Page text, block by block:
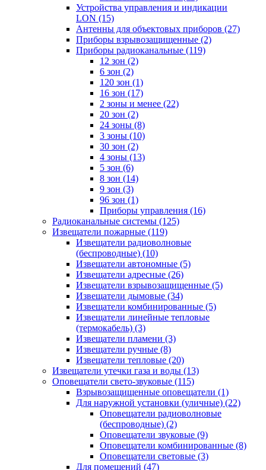
Устройства управления и индикации
LON (15)
Антенны для объектовых приборов (27)
Приборы взрывозащищенные (2)
Приборы радиоканальные (119)
12 зон (2)
6 зон (2)
120 зон (1)
16 зон (17)
2 зоны и менее (22)
20 зон (2)
24 зоны (8)
3 зоны (10)
30 зон (2)
4 зоны (13)
5 зон (6)
8 зон (14)
9 зон (3)
96 зон (1)
Приборы управления (16)
Радиоканальные системы (125)
Извещатели пожарные (119)
Извещатели радиоволновые
(беспроводные) (10)
Извещатели автономные (5)
Извещатели адресные (26)
Извещатели взрывозащищенные (5)
Извещатели дымовые (34)
Извещатели комбинированные (5)
Извещатели линейные тепловые
(термокабель) (3)
Извещатели пламени (3)
Извещатели ручные (8)
Извещатели тепловые (20)
Извещатели утечки газа и воды (13)
Оповещатели свето-звуковые (115)
Взрывозащищенные оповещатели (1)
Для наружной установки (уличные) (22)
Оповещатели радиоволновые
(беспроводные) (2)
Оповещатели звуковые (9)
Оповещатели комбинированные (8)
Оповещатели световые (3)
Для помещений (47)